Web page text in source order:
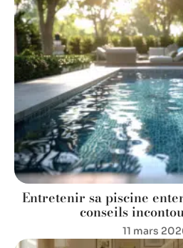
Entretenir sa piscine
conseils
11 mars